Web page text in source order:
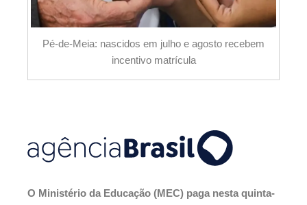
Pé-de-Meia: nascidos em julho e agosto recebem
incentivo matrícula
O Ministério da Educação (MEC) paga nesta quinta-